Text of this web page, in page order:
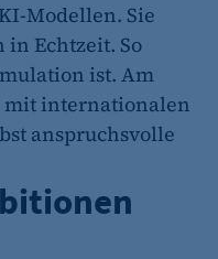
Modellen. Sie
Echtzeit. So
ist. Am
mit internationalen
anspruchsvolle